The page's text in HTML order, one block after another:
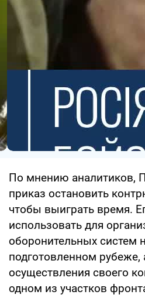
По мнению аналитиков,
приказ остановить
чтобы выиграть время.
использовать для
оборонительных систем
подготовленном рубеже,
осуществления своего
одном из участков